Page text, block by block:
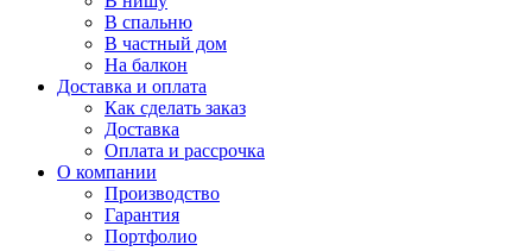
В спальню
В частный дом
На балкон
Доставка и оплата
Как сделать заказ
Доставка
Оплата и рассрочка
О компании
Производство
Гарантия
Портфолио